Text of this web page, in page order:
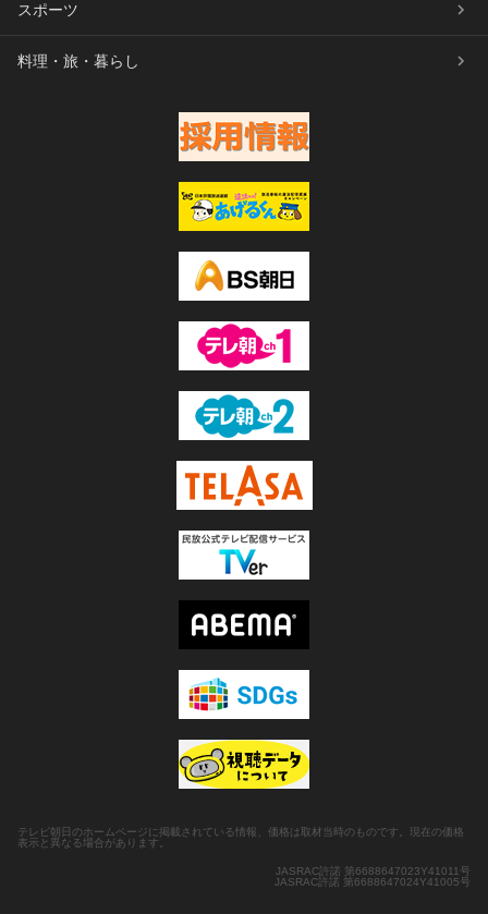
スポーツ
料理・旅・暮らし
テレビ朝日のホームページに掲載されている情報、価格は取材当時のものです。現在の価格
表示と異なる場合があります。
JASRAC許諾 第6688647023Y41011号
JASRAC許諾 第6688647024Y41005号